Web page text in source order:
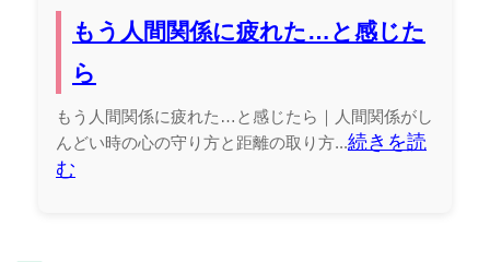
もう人間関係に疲れた…と感じた
ら
もう人間関係に疲れた…と感じたら｜人間関係がし
んどい時の心の守り方と距離の取り方...続きを読
む